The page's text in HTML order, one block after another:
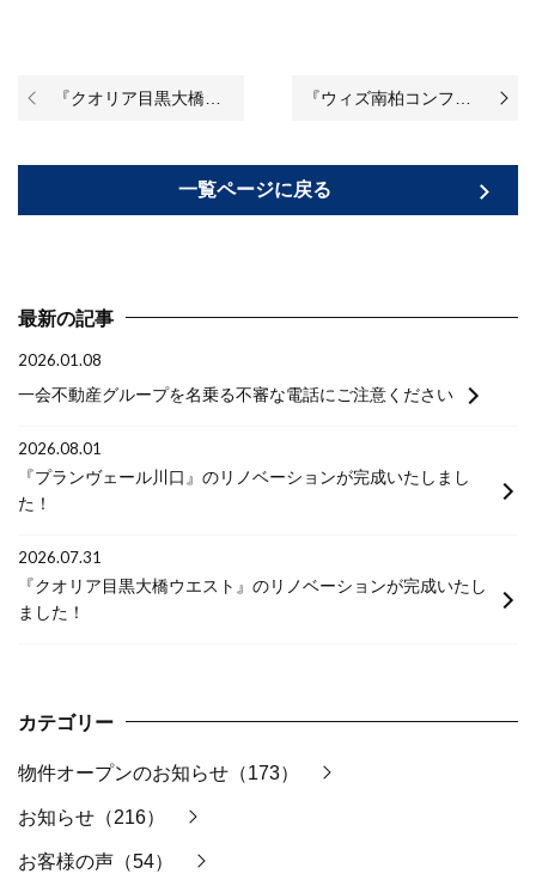
『クオリア目黒大橋ウエスト』のリノベーションが始まりました♪
一覧ページに戻る
『ウィズ南柏コンフォートテラス』のリノベーションが始まりました♪
最新の記事
2026.01.08
一会不動産グループを名乗る不審な電話にご注意ください
2026.08.01
『プランヴェール川口』のリノベーションが完成いたしまし
た！
2026.07.31
『クオリア目黒大橋ウエスト』のリノベーションが完成いたし
ました！
カテゴリー
物件オープンのお知らせ（173）
お知らせ（216）
お客様の声（54）